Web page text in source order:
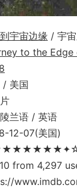
宇宙边缘 / 宇
to the Edge
国
语 / 英语
12-07(美国)
from 4,297